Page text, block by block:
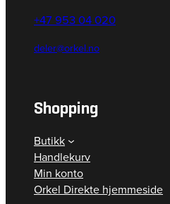
+47 953 04 020
deler@orkel.no
Shopping
Butikk
Handlekurv
Min konto
Orkel Direkte hjemmeside